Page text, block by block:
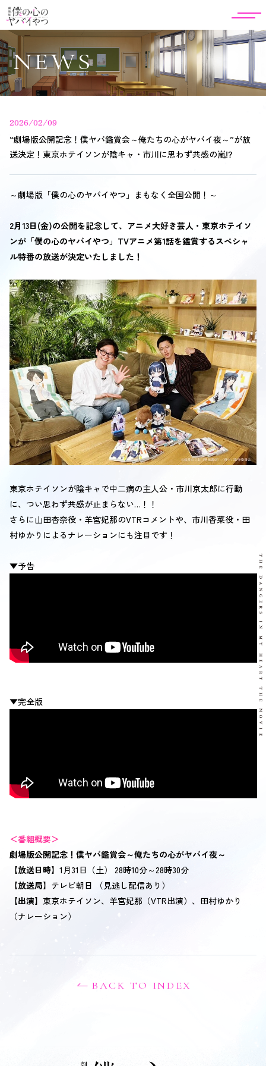
NEWS
2026/02/09
“劇場版公開記念！僕ヤバ鑑賞会～俺たちの心がヤバイ夜～”が放
送決定！東京ホテイソンが陰キャ・市川に思わず共感の嵐⁉
～劇場版「僕の心のヤバイやつ」まもなく全国公開！～
2月13日(金)の公開を記念して、アニメ大好き芸人・東京ホテイソ
ンが「僕の心のヤバイやつ」TVアニメ第1話を鑑賞するスペシャ
ル特番の放送が決定いたしました！
東京ホテイソンが陰キャで中二病の主人公・市川京太郎に行動
に、つい思わず共感が止まらない…！！
さらに山田杏奈役・羊宮妃那のVTRコメントや、市川香菜役・田
村ゆかりによるナレーションにも注目です！
▼予告
▼完全版
＜番組概要＞
劇場版公開記念！僕ヤバ鑑賞会～俺たちの心がヤバイ夜～
【放送日時】 1月31日（土） 28時10分～28時30分
【放送局】 テレビ朝日 （見逃し配信あり）
【出演】 東京ホテイソン、羊宮妃那（VTR出演）、田村ゆかり
（ナレーション）
BACK TO INDEX